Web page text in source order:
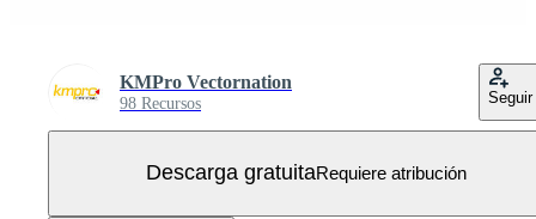
KMPro Vectornation
98 Recursos Seguir
Descarga gratuitaRequiere atribución